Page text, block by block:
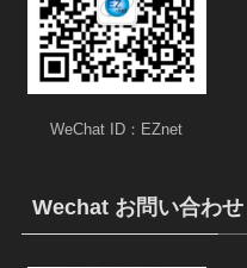
WeChat ID：EZnet
Wechat お問い合わせ